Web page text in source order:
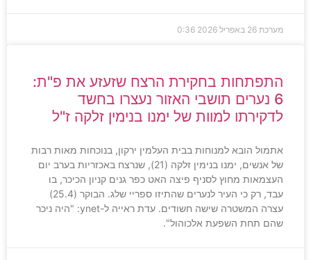
מערכת 26 באפריל 2026 0:36
התפתחות בחקירת הרצח שזעזע את פ"ת:
6 נערים תושבי האזור נעצרו בחשד
לדקירתו למוות של ימנו בנימין זלקה ז"ל
אתמול הובא למנוחות בבית העלמין ירקון, בנוכחות מאות רבות
של אנשים, ימנו בנימין זלקה (21), שנרצח באכזריות בערב יום
העצמאות מחוץ לסניף פיצה האט כפר גנים קניון הכיכר, בו
עבד, רק כי העיר לנערים שהתיזו ספריי שלג. הבוקר (25.4)
עצרה המשטרה שישה חשודים. עדת ראייה ל-ynet: "היה ניכר
שהם תחת השפעת אלכוהול".